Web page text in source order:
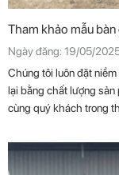
Tham khảo mẫu
Ngày đăng: 19/05/
Chúng tôi luôn đặt
lại bằng chất lượng sản
cùng quý khách trong